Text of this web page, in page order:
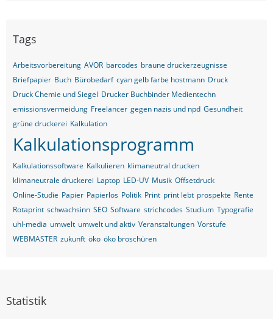
Tags
Arbeitsvorbereitung AVOR barcodes braune druckerzeugnisse
Briefpapier Buch Bürobedarf cyan gelb farbe hostmann Druck
Druck Chemie und Siegel Drucker Buchbinder Medientechn
emissionsvermeidung Freelancer gegen nazis und npd Gesundheit
grüne druckerei Kalkulation
Kalkulationsprogramm
Kalkulationssoftware Kalkulieren klimaneutral drucken
klimaneutrale druckerei Laptop LED-UV Musik Offsetdruck
Online-Studie Papier Papierlos Politik Print print lebt prospekte Rente
Rotaprint schwachsinn SEO Software strichcodes Studium Typografie
uhl-media umwelt umwelt und aktiv Veranstaltungen Vorstufe
WEBMASTER zukunft öko öko broschüren
Statistik